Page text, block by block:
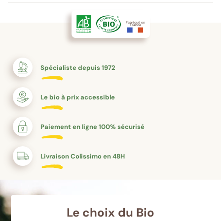
Fabriqué en
France
Spécialiste depuis 1972
Le bio à prix accessible
Paiement en ligne 100% sécurisé
Livraison Colissimo en 48H
Le choix du Bio